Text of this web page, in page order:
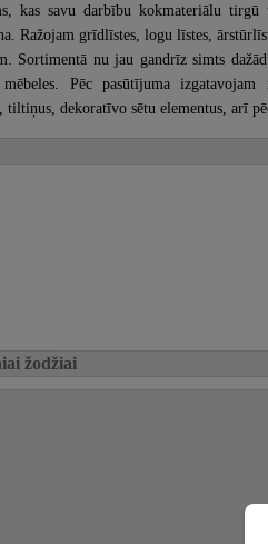
kas savu darbību kokmateriālu
Ražojam grīdlīstes, logu līstes,
Sortimentā nu jau gandrīz simts
Pēc pasūtījuma
tiltiņus, dekoratīvo sētu elementus, arī
žodžiai